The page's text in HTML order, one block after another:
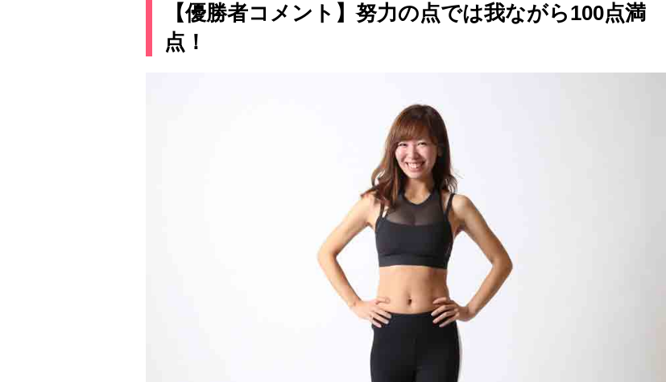
【優勝者コメント】努力の点では我ながら100点満
点！